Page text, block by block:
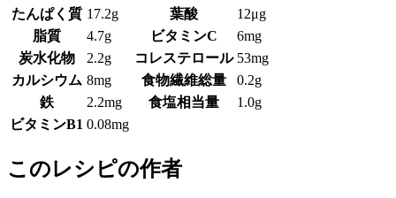
たんぱく質 17.2g 葉酸
12μg
脂質
4.7g ビタミンC
6mg
炭水化物
2.2g コレステロール 53mg
カルシウム 8mg 食物繊維総量
0.2g
鉄
2.2mg 食塩相当量
1.0g
ビタミンB1 0.08mg
このレシピの作者